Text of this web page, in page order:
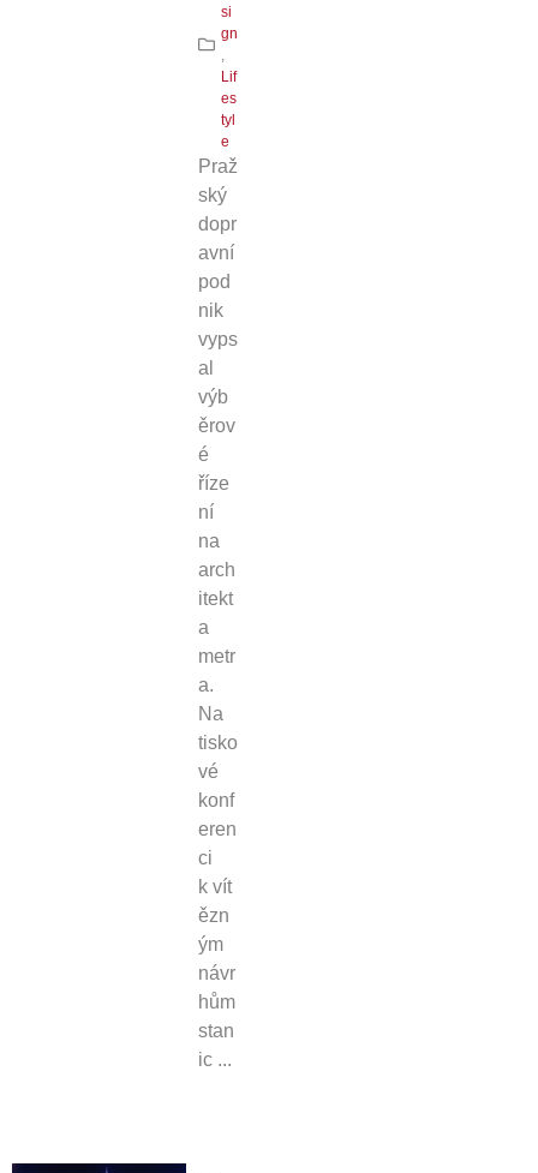
si
gn
,
Lif
es
tyl
e
Praž
ský
dopr
avní
pod
nik
vyps
al
výb
ěrov
é
říze
ní
na
arch
itekt
a
metr
a.
Na
tisko
vé
konf
eren
ci
k vít
ězn
ým
návr
hům
stan
ic ...